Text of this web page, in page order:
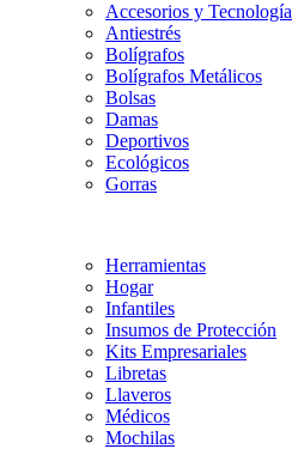
Accesorios y Tecnología
Antiestrés
Bolígrafos
Bolígrafos Metálicos
Bolsas
Damas
Deportivos
Ecológicos
Gorras
Herramientas
Hogar
Infantiles
Insumos de Protección
Kits Empresariales
Libretas
Llaveros
Médicos
Mochilas